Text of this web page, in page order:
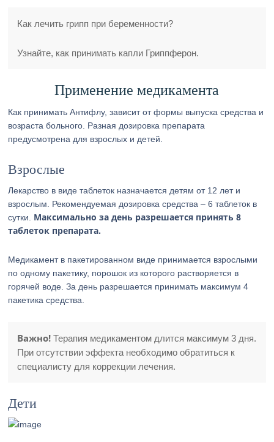
Как лечить грипп при беременности?
Узнайте, как принимать капли Гриппферон.
Применение медикамента
Как принимать Антифлу, зависит от формы выпуска средства и
возраста больного. Разная дозировка препарата
предусмотрена для взрослых и детей.
Взрослые
Лекарство в виде таблеток назначается детям от 12 лет и
взрослым. Рекомендуемая дозировка средства – 6 таблеток в
сутки. Максимально за день разрешается принять 8
таблеток препарата.
Медикамент в пакетированном виде принимается взрослыми
по одному пакетику, порошок из которого растворяется в
горячей воде. За день разрешается принимать максимум 4
пакетика средства.
Важно! Терапия медикаментом длится максимум 3 дня.
При отсутствии эффекта необходимо обратиться к
специалисту для коррекции лечения.
Дети